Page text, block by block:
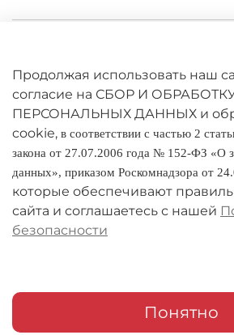
Оферта
Политика конфиденциальности
Оплата и доставка
Условия обмена и возврата
Реквизиты
Продолжая использовать наш
согласие на СБОР И
ПЕРСОНАЛЬНЫХ ДАННЫХ и
cookie, в соответствии с частью 2
закона от 27.07.2006 года № 152-ФЗ «О
данных», приказом Роскомнадзора от
которые обеспечивают
сайта и соглашаетесь с нашей
безопасности
Понятно